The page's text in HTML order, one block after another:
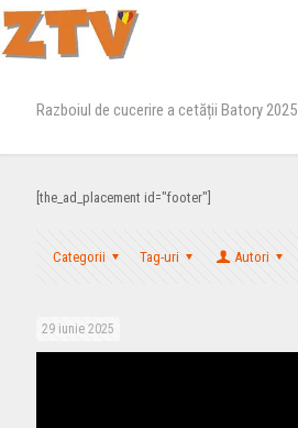
Razboiul de cucerire a cetății Batory 2025
[the_ad_placement id="footer"]
Categorii Tag-uri Autori
29 iunie 2025